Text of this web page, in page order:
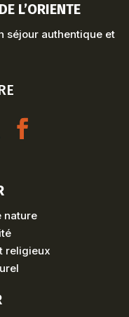
L’ORIENTE
séjour authentique et
nature
religieux